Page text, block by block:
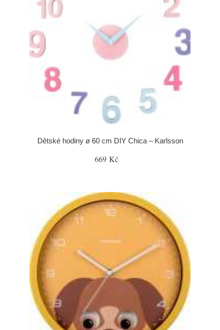
Dětské hodiny ø 60 cm DIY Chica – Karlsson
669 Kč